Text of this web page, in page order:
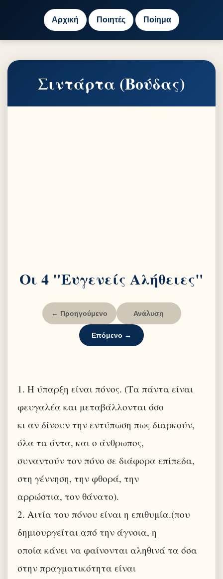
Αρχική Ποιητές Ποίημα
Σιντάρτα (Βούδας)
Οι 4 "Ευγενείς Αλήθειες"
← Προηγούμενο Ανάλυση
Επόμενο →
1. Η ύπαρξη είναι πόνος. (Τα πάντα είναι
φευγαλέα και μεταβάλλονται όσο
κι αν δίνουν την εντύπωση πως διαρκούν,
όλα τα όντα, και ο άνθρωπος,
συναντούν τον πόνο σε διάφορα επίπεδα,
στη γέννηση, την φθορά, την
αρρώστια, τον θάνατο).
2. Αιτία του πόνου είναι η επιθυμία.(που
δημιουργείται από την άγνοια, η
οποία κάνει να φαίνονται αληθινά τα όσα
στην πραγματικότητα είναι